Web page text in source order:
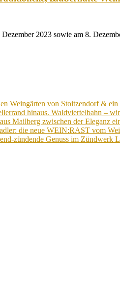
2023 sowie am 8.
Weingärten von Stoitzendorf &
hinaus. Waldviertelbahn –
Mailberg zwischen der Eleganz
die neue WEIN:RAST vom
zündende Genuss im Zündwerk